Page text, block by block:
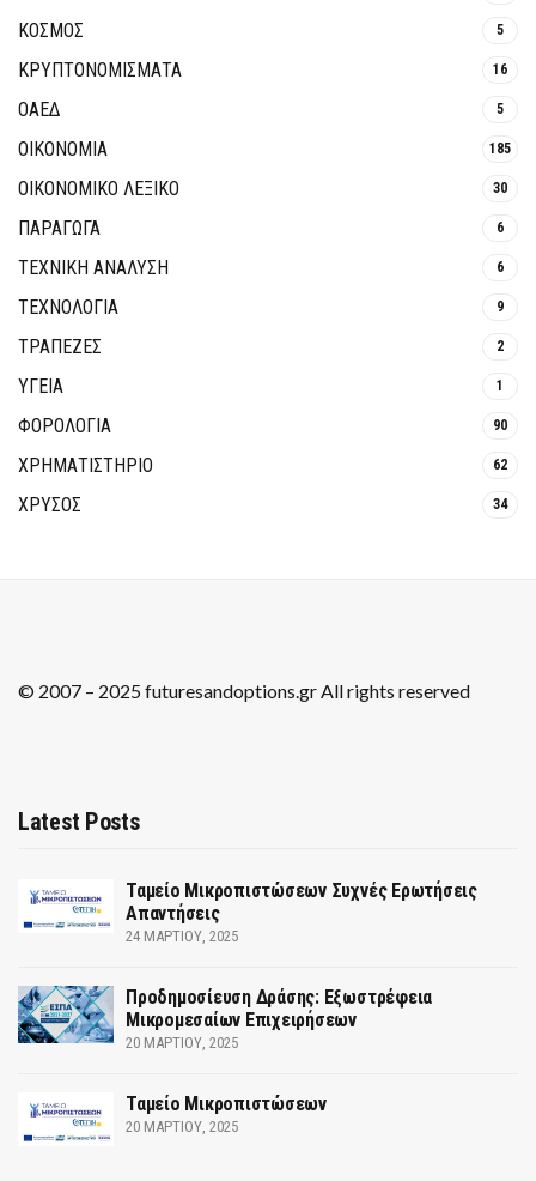
ΚΟΣΜΟΣ
5
ΚΡΥΠΤΟΝΟΜΊΣΜΑΤΑ 16
ΟΑΕΔ 5
ΟΙΚΟΝΟΜΙΑ 185
ΟΙΚΟΝΟΜΙΚΟ ΛΕΞΙΚΟ 30
ΠΑΡΑΓΩΓΑ 6
ΤΕΧΝΙΚΗ ΑΝΑΛΥΣΗ 6
ΤΕΧΝΟΛΟΓΙΑ 9
ΤΡΆΠΕΖΕΣ 2
ΥΓΕΙΑ 1
ΦΟΡΟΛΟΓΙΑ 90
ΧΡΗΜΑΤΙΣΤΗΡΙΟ 62
ΧΡΥΣΟΣ 34
© 2007 – 2025 futuresandoptions.gr All rights reserved
Latest Posts
Ταμείο Μικροπιστώσεων Συχνές Ερωτήσεις
Απαντήσεις
24 ΜΑΡΤΊΟΥ, 2025
Προδημοσίευση Δράσης: Εξωστρέφεια
Μικρομεσαίων Επιχειρήσεων
20 ΜΑΡΤΊΟΥ, 2025
Ταμείο Μικροπιστώσεων
20 ΜΑΡΤΊΟΥ, 2025